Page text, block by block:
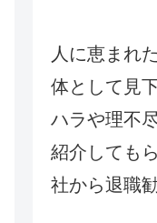
人に恵まれ
体として見
ハラや理不
紹介しても
社から退職